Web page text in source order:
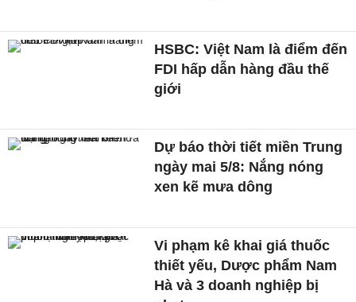
HSBC: Việt Nam là điểm đến
FDI hấp dẫn hàng đầu thế
giới
Dự báo thời tiết miền Trung
ngày mai 5/8: Nắng nóng
xen kẽ mưa dông
Vi phạm kê khai giá thuốc
thiết yếu, Dược phẩm Nam
Hà và 3 doanh nghiệp bị